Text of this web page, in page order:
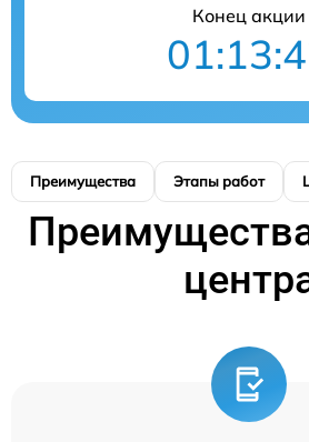
Конец акции
Преимущества Этапы работ